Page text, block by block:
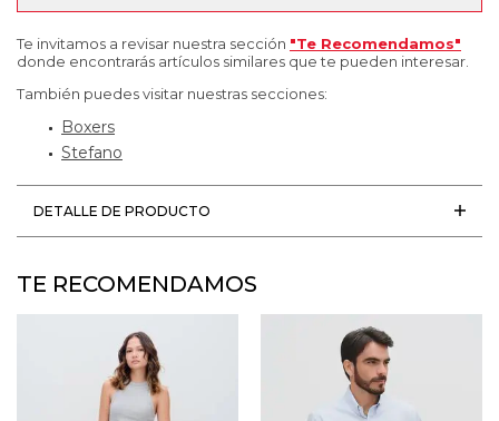
Te invitamos a revisar nuestra sección "Te Recomendamos"
donde encontrarás artículos similares que te pueden interesar.
También puedes visitar nuestras secciones:
Boxers
Stefano
DETALLE DE PRODUCTO
TE RECOMENDAMOS